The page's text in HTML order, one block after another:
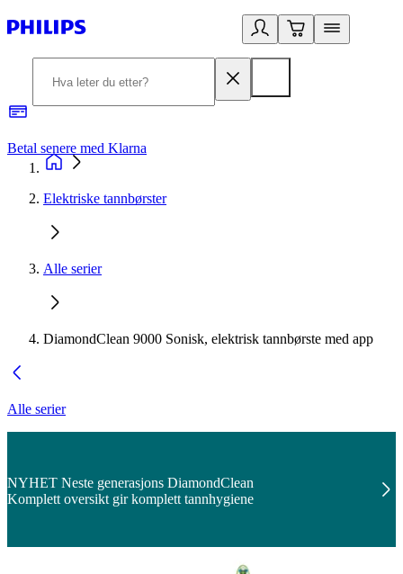
Betal senere med Klarna
Elektriske tannbørster
Alle serier
DiamondClean 9000 Sonisk, elektrisk tannbørste med app
Alle serier
NYHET Neste generasjons DiamondClean
Komplett oversikt gir komplett tannhygiene